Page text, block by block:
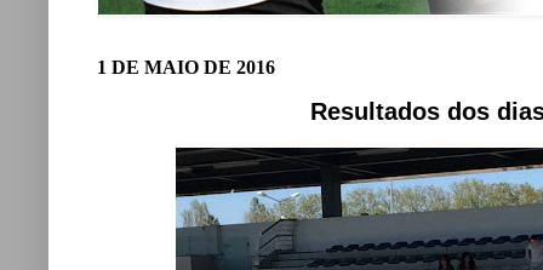
1 DE MAIO DE 2016
Resultados dos